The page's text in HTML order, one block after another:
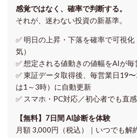
感覚ではなく、確率で判断する。
それが、迷わない投資の新基準。
✅ 明日の上昇・下落を確率で可視化
気）
✅ 想定される値動きの値幅をAIが毎
✅ 東証データ取得後、 毎営業日19
は1～3時）に自動更新
✅ スマホ・PC対応／初心者でも直
【無料】7日間 AI診断を体験
月額 3,000円（税込）｜いつでも解